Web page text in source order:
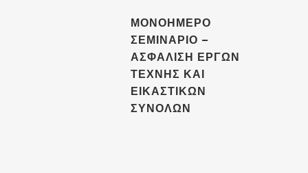
ΜΟΝΟΗΜΕΡΟ
ΣΕΜΙΝΑΡΙΟ –
ΑΣΦΑΛΙΣΗ ΕΡΓΩΝ
ΤΕΧΝΗΣ ΚΑΙ
ΕΙΚΑΣΤΙΚΩΝ
ΣΥΝΟΛΩΝ